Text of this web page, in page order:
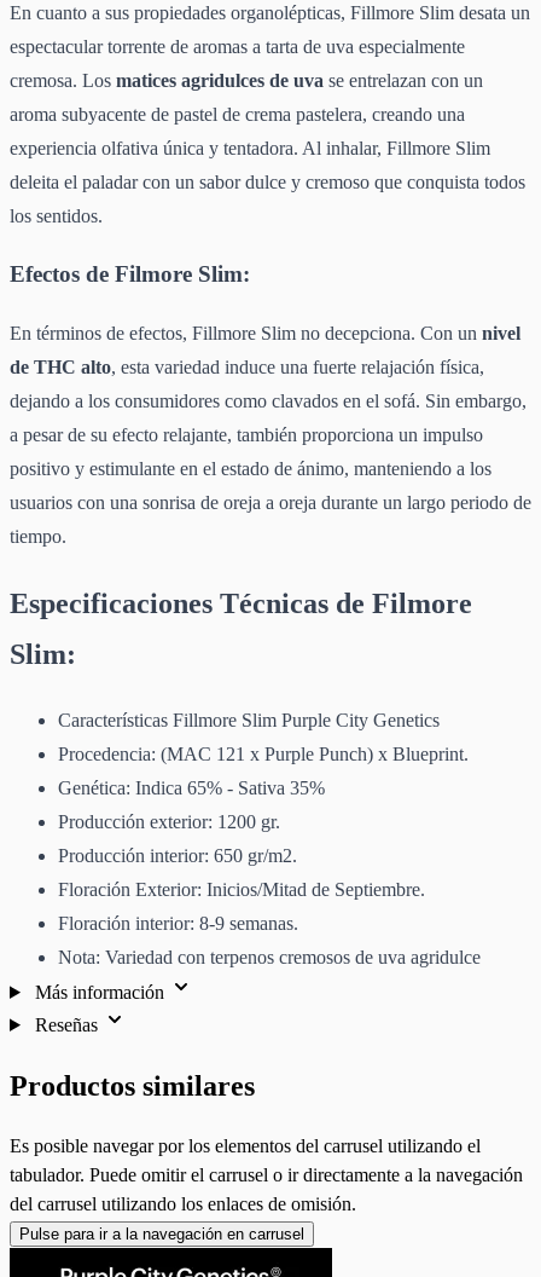
En cuanto a sus propiedades organolépticas, Fillmore Slim desata un
espectacular torrente de aromas a tarta de uva especialmente
cremosa. Los matices agridulces de uva se entrelazan con un
aroma subyacente de pastel de crema pastelera, creando una
experiencia olfativa única y tentadora. Al inhalar, Fillmore Slim
deleita el paladar con un sabor dulce y cremoso que conquista todos
los sentidos.
Efectos de Filmore Slim:
En términos de efectos, Fillmore Slim no decepciona. Con un nivel
de THC alto, esta variedad induce una fuerte relajación física,
dejando a los consumidores como clavados en el sofá. Sin embargo,
a pesar de su efecto relajante, también proporciona un impulso
positivo y estimulante en el estado de ánimo, manteniendo a los
usuarios con una sonrisa de oreja a oreja durante un largo periodo de
tiempo.
Especificaciones Técnicas de Filmore
Slim:
Características Fillmore Slim Purple City Genetics
Procedencia: (MAC 121 x Purple Punch) x Blueprint.
Genética: Indica 65% - Sativa 35%
Producción exterior: 1200 gr.
Producción interior: 650 gr/m2.
Floración Exterior: Inicios/Mitad de Septiembre.
Floración interior: 8-9 semanas.
Nota: Variedad con terpenos cremosos de uva agridulce
Más información
Reseñas
Productos similares
Es posible navegar por los elementos del carrusel utilizando el
tabulador. Puede omitir el carrusel o ir directamente a la navegación
del carrusel utilizando los enlaces de omisión.
Pulse para ir a la navegación en carrusel